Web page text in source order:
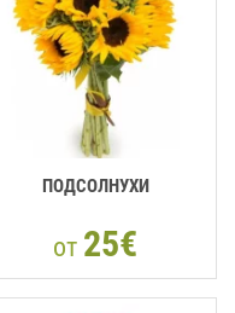
ПОДСОЛНУХИ
от 25€